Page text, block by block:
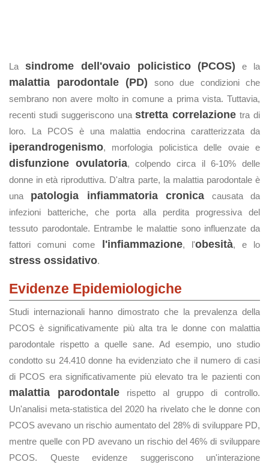
La sindrome dell'ovaio policistico (PCOS) e la
malattia parodontale (PD) sono due condizioni che
sembrano non avere molto in comune a prima vista. Tuttavia,
recenti studi suggeriscono unastretta correlazione tra di
loro. La PCOS è una malattia endocrina caratterizzata da
iperandrogenismo, morfologia policistica delle ovaie e
disfunzione ovulatoria, colpendo circa il 6-10% delle
donne in età riproduttiva. D'altra parte, la malattia parodontale è
una patologia infiammatoria cronica causata da
infezioni batteriche, che porta alla perdita progressiva del
tessuto parodontale. Entrambe le malattie sono influenzate da
fattori comuni come
l'infiammazione, l'obesità, e lo
stress ossidativo.
Evidenze Epidemiologiche
Studi internazionali hanno dimostrato che la prevalenza della
PCOS è significativamente più alta tra le donne con malattia
parodontale rispetto a quelle sane. Ad esempio, uno studio
condotto su 24.410 donne ha evidenziato che il numero di casi
di PCOS era significativamente più elevato tra le pazienti con
malattia parodontale rispetto al gruppo di controllo.
Un'analisi meta-statistica del 2020 ha rivelato che le donne con
PCOS avevano un rischio aumentato del 28% di sviluppare PD,
mentre quelle con PD avevano un rischio del 46% di sviluppare
PCOS. Queste evidenze suggeriscono un'interazione